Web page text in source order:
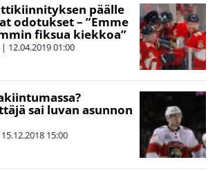
päälle
odotukset – ”Emme
fiksua kiekkoa”
| 12.04.201901:00
sai luvan asunnon
15.12.2018 15:00